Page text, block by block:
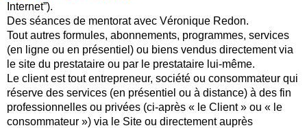
Internet”).
Des séances de mentorat avec Véronique Redon.
Tout autres formules, abonnements, programmes, services
(en ligne ou en présentiel) ou biens vendus directement via
le site du prestataire ou par le prestataire lui-même.
Le client est tout entrepreneur, société ou consommateur qui
réserve des services (en présentiel ou à distance) à des fin
professionnelles ou privées (ci-après « le Client » ou « le
consommateur ») via le Site ou directement auprès